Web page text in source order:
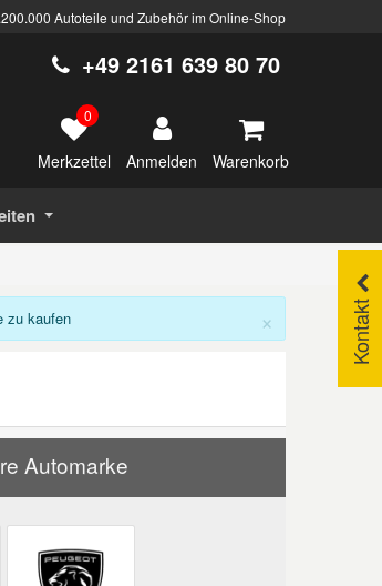
Autoteile und Zubehör im Online-Shop
+49 2161 639 80 70
0
Merkzettel Anmelden Warenkorb
Kontakt
×
zu kaufen
Automarke